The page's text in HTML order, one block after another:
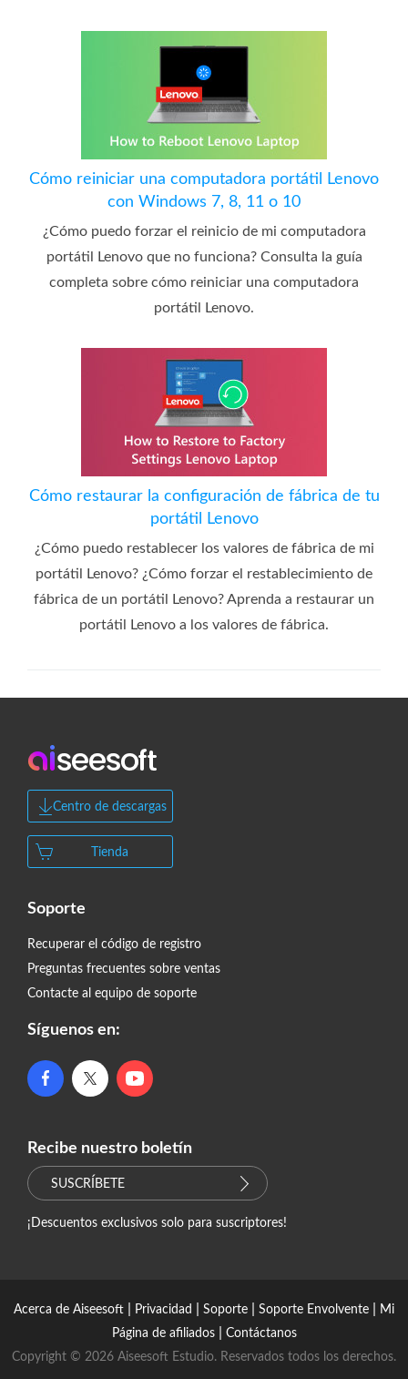
Cómo reiniciar una computadora portátil Lenovo
con Windows 7, 8, 11 o 10
¿Cómo puedo forzar el reinicio de mi computadora
portátil Lenovo que no funciona? Consulta la guía
completa sobre cómo reiniciar una computadora
portátil Lenovo.
Cómo restaurar la configuración de fábrica de tu
portátil Lenovo
¿Cómo puedo restablecer los valores de fábrica de mi
portátil Lenovo? ¿Cómo forzar el restablecimiento de
fábrica de un portátil Lenovo? Aprenda a restaurar un
portátil Lenovo a los valores de fábrica.
Centro de descargas
Tienda
Soporte
Recuperar el código de registro
Preguntas frecuentes sobre ventas
Contacte al equipo de soporte
Síguenos en:
Recibe nuestro boletín
SUSCRÍBETE
¡Descuentos exclusivos solo para suscriptores!
Acerca de Aiseesoft Privacidad Soporte Soporte Envolvente
Mi
Página de afiliados|
Contáctanos
Copyright © 2026 Aiseesoft Estudio. Reservados todos los derechos.